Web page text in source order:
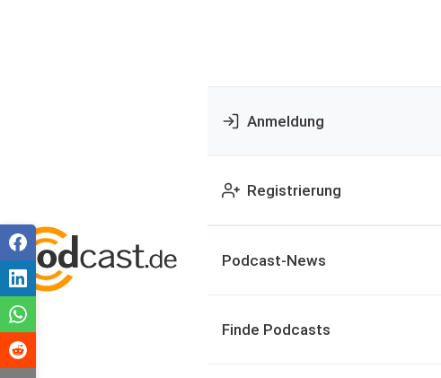
Anmeldung
Registrierung
Podcast-News
Finde Podcasts